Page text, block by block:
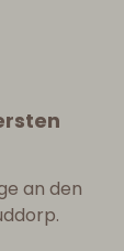
an den